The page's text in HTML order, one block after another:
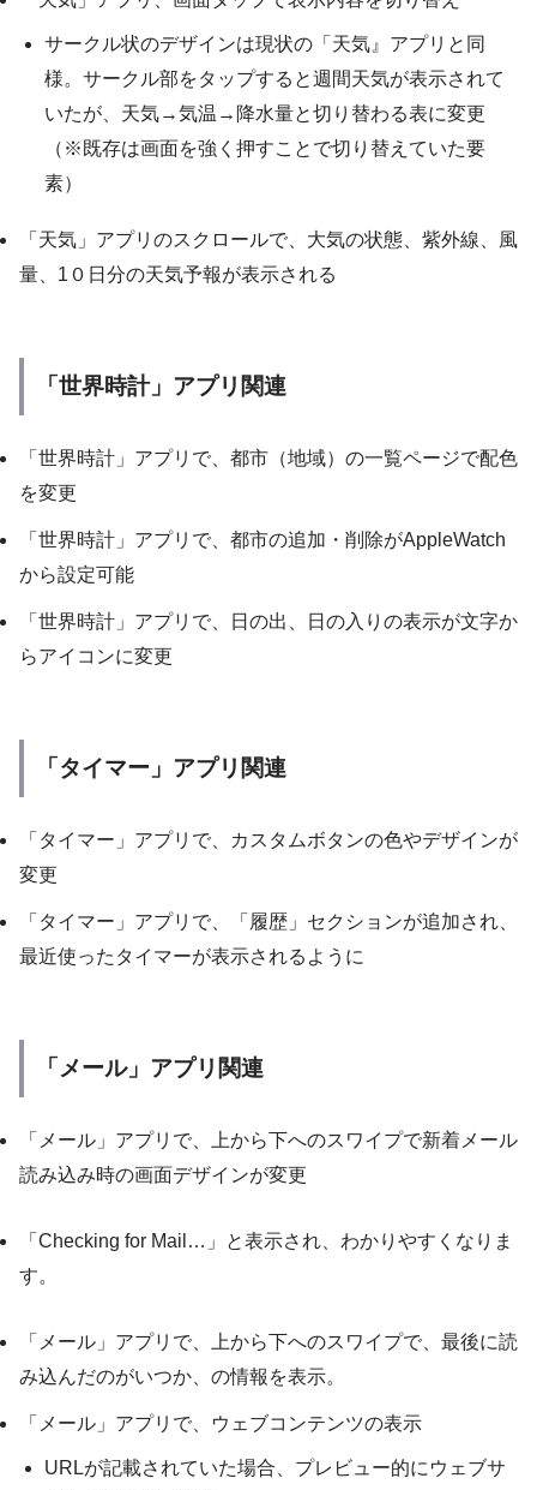
サークル状のデザインは現状の「天気』アプリと同
様。サークル部をタップすると週間天気が表示されて
いたが、天気→気温→降水量と切り替わる表に変更
（※既存は画面を強く押すことで切り替えていた要
素）
「天気」アプリのスクロールで、大気の状態、紫外線、風
量、1０日分の天気予報が表示される
「世界時計」アプリ関連
「世界時計」アプリで、都市（地域）の一覧ページで配色
を変更
「世界時計」アプリで、都市の追加・削除がAppleWatch
から設定可能
「世界時計」アプリで、日の出、日の入りの表示が文字か
らアイコンに変更
「タイマー」アプリ関連
「タイマー」アプリで、カスタムボタンの色やデザインが
変更
「タイマー」アプリで、「履歴」セクションが追加され、
最近使ったタイマーが表示されるように
「メール」アプリ関連
「メール」アプリで、上から下へのスワイプで新着メール
読み込み時の画面デザインが変更
「Checking for Mail…」と表示され、わかりやすくなりま
す。
「メール」アプリで、上から下へのスワイプで、最後に読
み込んだのがいつか、の情報を表示。
「メール」アプリで、ウェブコンテンツの表示
URLが記載されていた場合、プレビュー的にウェブサ